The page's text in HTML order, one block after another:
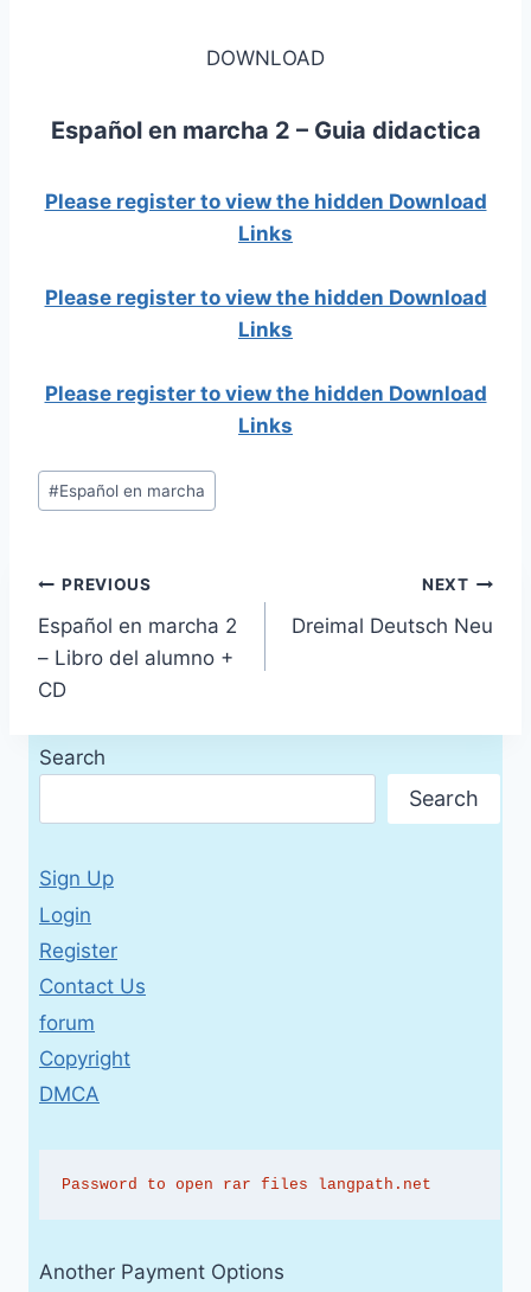
DOWNLOAD
Español en marcha 2 – Guia didactica
Please register to view the hidden Download
Links
Please register to view the hidden Download
Links
Please register to view the hidden Download
Links
Post
Tags:
#Español en marcha
Post
navigation
PREVIOUS
Español en marcha 2
– Libro del alumno +
CD
NEXT
Dreimal Deutsch Neu
Search
Search
Sign Up
Login
Register
Contact Us
forum
Copyright
DMCA
Password to open rar files langpath.net
Another Payment Options